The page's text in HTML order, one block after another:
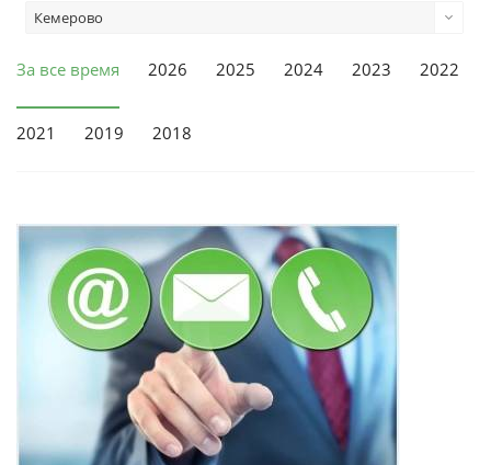
Кемерово
За все время 2026 2025 2024 2023 2022
2021 2019 2018